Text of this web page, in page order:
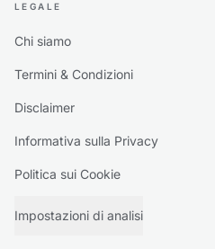
LEGALE
Chi siamo
Termini & Condizioni
Disclaimer
Informativa sulla Privacy
Politica sui Cookie
Impostazioni di analisi